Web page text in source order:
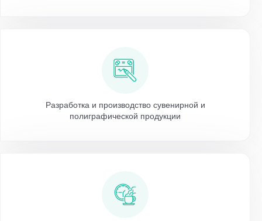
Разработка и производство сувенирной и
полиграфической продукции